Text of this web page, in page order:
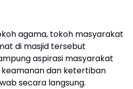
agama, tokoh masyarakat
di masjid tersebut
aspirasi masyarakat
dan ketertiban
secara langsung.